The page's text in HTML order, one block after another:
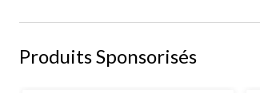
Produits Sponsorisés